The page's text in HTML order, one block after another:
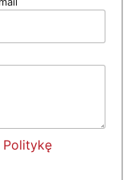
Politykę